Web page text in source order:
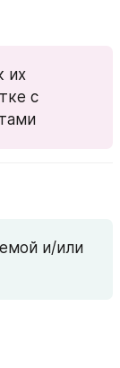
их
с
и/или